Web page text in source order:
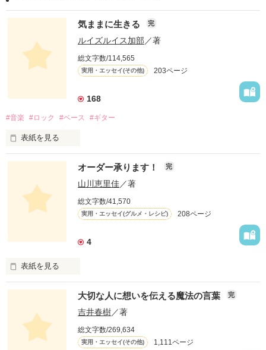
気ままに生きる 完
ルイズルイス加部 ／著
総文字数/114,565
実用・エッセイ(その他) 203ページ
168
#音楽 #ロック #ベース #ギター
表紙を見る
どういうふうに生きるとかはあまり考えていなかったよ。
自分が楽しいこと、好きなことだけやってきたね。
この物語は自分の体験をもとに綴ったフィクションです。
作品を読む
オーダー承ります！ 完
山川恵里佳／著
総文字数/41,570
実用・エッセイ(グルメ・レシピ) 208ページ
4
表紙を見る
「オーダー承ります！」は、
お昼のTV番組『ありがとッ！』（テレビ神奈川）
にて、山川恵里佳さんがオススメの料理を
紹介する人気コーナー。
毎週番組への問い合わせが絶えないという、
この話題のレシピを山川さんが
大切な人に想いを伝える魔法の言葉 完
吉井春樹／著
総文字数/269,634
実用・エッセイ(その他) 1,111ページ